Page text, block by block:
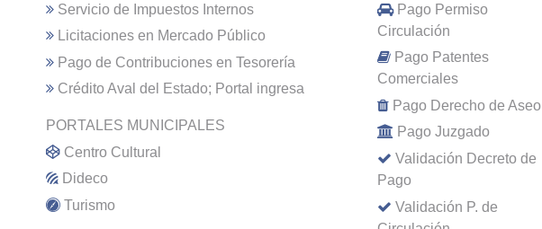
Servicio de Impuestos Internos
Licitaciones en Mercado Público
Pago de Contribuciones en Tesorería
Crédito Aval del Estado; Portal ingresa
PORTALES MUNICIPALES
Centro Cultural
Dideco
Turismo
Pago Permiso
Circulación
Pago Patentes
Comerciales
Pago Derecho de Aseo
Pago Juzgado
Validación Decreto de
Pago
Validación P. de